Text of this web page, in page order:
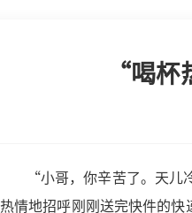
“喝杯
“小哥，你辛苦了。天儿
热情地招呼刚刚送完快件的